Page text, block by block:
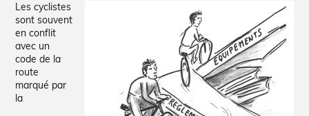
Les cyclistes
sont souvent
en conflit
avec un
code de la
route
marqué par
la